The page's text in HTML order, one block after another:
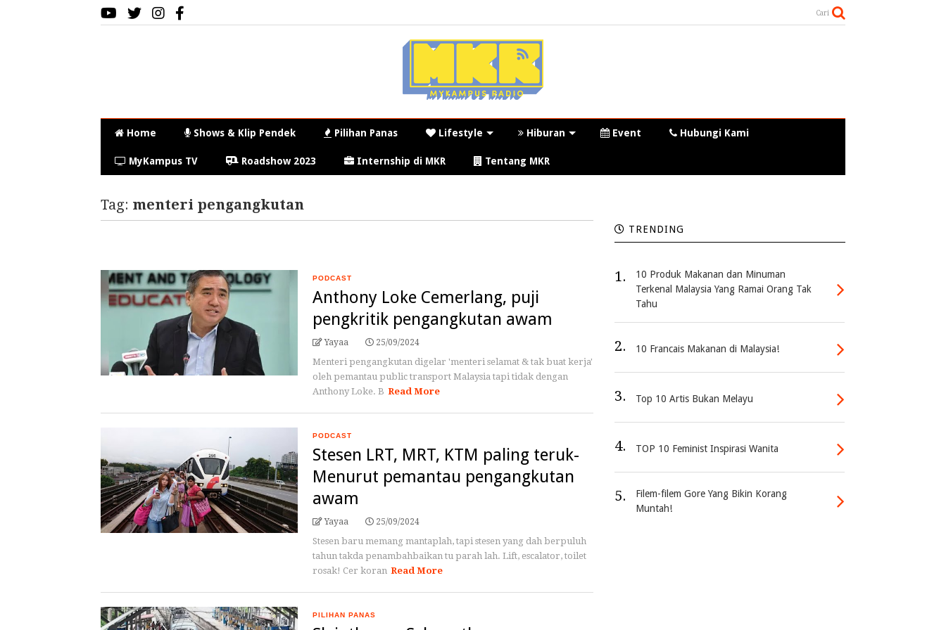
Cari
Home Shows & Klip Pendek Pilihan Panas Lifestyle Hiburan Event Hubungi Kami
MyKampus TV Roadshow 2023 Internship di MKR Tentang MKR
Tag: menteri pengangkutan
PODCAST
Anthony Loke Cemerlang, puji
pengkritik pengangkutan awam
Yayaa 25/09/2024
Menteri pengangkutan digelar 'menteri selamat & tak buat kerja'
oleh pemantau public transport Malaysia tapi tidak dengan
Anthony Loke. B Read More
PODCAST
Stesen LRT, MRT, KTM paling teruk-
Menurut pemantau pengangkutan
awam
Yayaa 25/09/2024
Stesen baru memang mantaplah, tapi stesen yang dah berpuluh
tahun takda penambahbaikan tu parah lah. Lift, escalator, toilet
rosak! Cer koran Read More
PILIHAN PANAS
TRENDING
1.
10 Produk Makanan dan Minuman
Terkenal Malaysia Yang Ramai Orang Tak
Tahu
2. 10 Francais Makanan di Malaysia!
3. Top 10 Artis Bukan Melayu
4. TOP 10 Feminist Inspirasi Wanita
5.
Filem-filem Gore Yang Bikin Korang
Muntah!